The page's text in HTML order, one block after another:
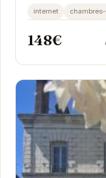
populaires de
internet
148€